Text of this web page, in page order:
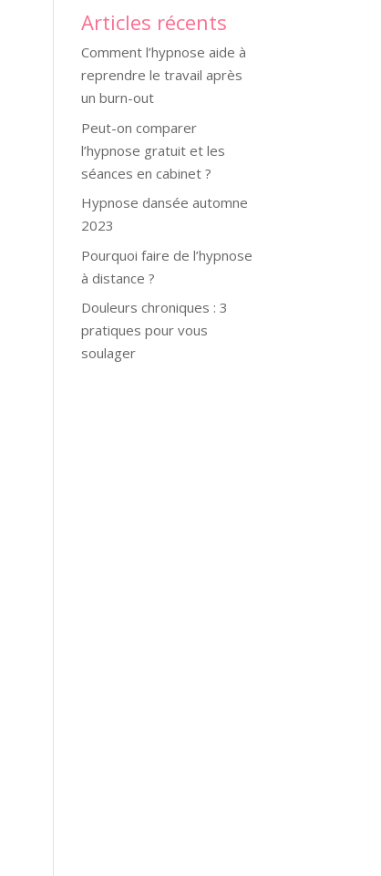
Articles récents
Comment l’hypnose aide à
reprendre le travail après
un burn-out
Peut-on comparer
l’hypnose gratuit et les
séances en cabinet ?
Hypnose dansée automne
2023
Pourquoi faire de l’hypnose
à distance ?
Douleurs chroniques : 3
pratiques pour vous
soulager